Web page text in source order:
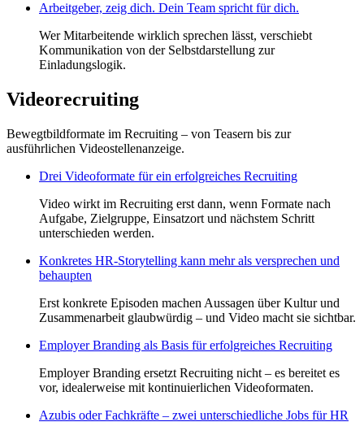
Arbeitgeber, zeig dich. Dein Team spricht für dich.
Wer Mitarbeitende wirklich sprechen lässt, verschiebt
Kommunikation von der Selbstdarstellung zur
Einladungslogik.
Videorecruiting
Bewegtbildformate im Recruiting – von Teasern bis zur
ausführlichen Videostellenanzeige.
Drei Videoformate für ein erfolgreiches Recruiting
Video wirkt im Recruiting erst dann, wenn Formate nach
Aufgabe, Zielgruppe, Einsatzort und nächstem Schritt
unterschieden werden.
Konkretes HR-Storytelling kann mehr als versprechen und
behaupten
Erst konkrete Episoden machen Aussagen über Kultur und
Zusammenarbeit glaubwürdig – und Video macht sie sichtbar.
Employer Branding als Basis für erfolgreiches Recruiting
Employer Branding ersetzt Recruiting nicht – es bereitet es
vor, idealerweise mit kontinuierlichen Videoformaten.
Azubis oder Fachkräfte – zwei unterschiedliche Jobs für HR